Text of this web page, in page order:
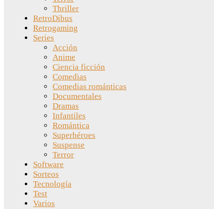
Thriller
RetroDibus
Retrogaming
Series
Acción
Anime
Ciencia ficción
Comedias
Comedias románticas
Documentales
Dramas
Infantiles
Romántica
Superhéroes
Suspense
Terror
Software
Sorteos
Tecnología
Test
Varios